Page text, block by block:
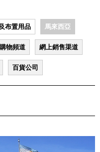
布置用品 馬來西亞
物頻道 網上銷售渠道
百貨公司